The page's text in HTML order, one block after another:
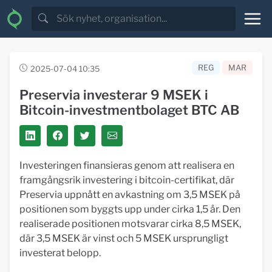
2025-07-04 10:35 REG MAR
Preservia investerar 9 MSEK i
Bitcoin-investmentbolaget BTC AB
Investeringen finansieras genom att realisera en
framgångsrik investering i bitcoin-certifikat, där
Preservia uppnått en avkastning om 3,5 MSEK på
positionen som byggts upp under cirka 1,5 år. Den
realiserade positionen motsvarar cirka 8,5 MSEK,
där 3,5 MSEK är vinst och 5 MSEK ursprungligt
investerat belopp.